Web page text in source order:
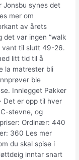
Jonsbu synes det
mer om
av årets
det var ingen “walk
vant til slutt 49-26.
litt tid til å
la matrester bli
ble
Innlegget Pakker
Det er opp til hver
stevne, og
Ordinær: 440
360 Les mer
du skal spise i
inntar snart